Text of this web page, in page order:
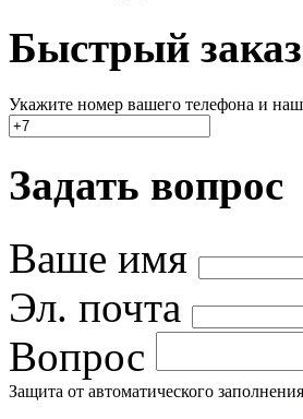
Быстрый заказ
Укажите номер вашего телефона и наш
Задать вопрос
Ваше имя
Эл. почта
Вопрос
Защита от автоматического заполнения